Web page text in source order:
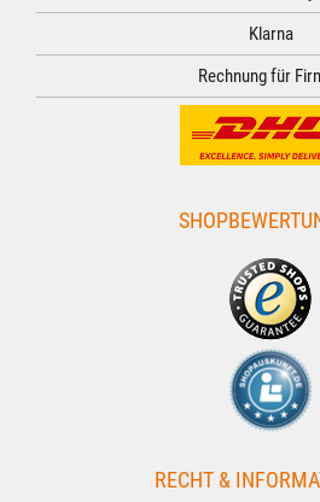
Klarna
Rechnung für
RECHT &